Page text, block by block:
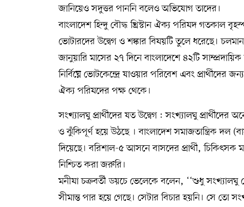
জানিয়েও সদুত্তর পাননি বলেও অভিযোগ তাদের।
বাংলাদেশ হিন্দু বৌদ্ধ খ্রিস্টান ঐক্য পরিষদ গতকাল
ভোটারদের উদ্বেগ ও শঙ্কার বিষয়টি তুলে ধরেছে।
জানুয়ারি মাসের ২৭ দিনে বাংলাদেশে ৪২টি
নির্বিঘ্নে ভোটকেন্দ্রে যাওয়ার পরিবেশ এবং প্রার্থীদের
ঐক্য পরিষদের পক্ষ থেকে।
সংখ্যালঘু প্রার্থীদের যত উদ্বেগ : সংখ্যালঘু
ও ঝুঁকিপূর্ণ হয়ে উঠছে । বাংলাদেশ সমাজতান্ত্রিক
দিয়েছে। বরিশাল-৫ আসনে বাসদের প্রার্থী, চিকিৎসক
নিশ্চিত করা জরুরি।
মনীষা চক্রবর্তী ডয়চে ভেলেকে বলেন, ‘‘শুধু সংখ্যালঘু
সীমান্ত পার হয়ে গেছে। সেটার বিচার হয়নি। সে তো